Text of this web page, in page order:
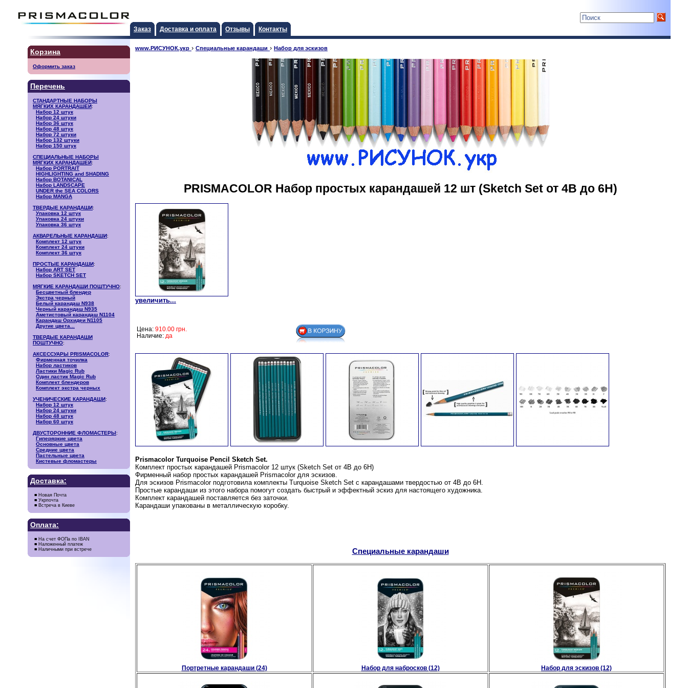
Заказ Доставка и оплата Отзывы Контакты
Корзина
Оформить заказ
Перечень
СТАНДАРТНЫЕ НАБОРЫ
МЯГКИХ КАРАНДАШЕЙ:
Набор 12 штук
Набор 24 штуки
Набор 36 штук
Набор 48 штук
Набор 72 штуки
Набор 132 штуки
Набор 150 штук
СПЕЦИАЛЬНЫЕ НАБОРЫ
МЯГКИХ КАРАНДАШЕЙ:
Набор PORTRAIT
HIGHLIGHTING and SHADING
Набор BOTANICAL
Набор LANDSCAPE
UNDER the SEA COLORS
Набор MANGA
ТВЕРДЫЕ КАРАНДАШИ:
Упаковка 12 штук
Упаковка 24 штуки
Упаковка 36 штук
АКВАРЕЛЬНЫЕ КАРАНДАШИ:
Комплект 12 штук
Комплект 24 штуки
Комплект 36 штук
ПРОСТЫЕ КАРАНДАШИ:
Набор ART SET
Набор SKETCH SET
МЯГКИЕ КАРАНДАШИ ПОШТУЧНО:
Бесцветный блендер
Экстра черный
Белый карандаш N938
Черный карандаш N935
Аметистовый карандаш N1104
Карандаш Орхидеи N1105
Другие цвета...
ТВЕРДЫЕ КАРАНДАШИ
ПОШТУЧНО:
АКСЕССУАРЫ PRISMACOLOR:
Фирменная точилка
Набор ластиков
Ластики Magic Rub
Один ластик Magic Rub
Комплект блендеров
Комплект экстра черных
УЧЕНИЧЕСКИЕ КАРАНДАШИ:
Набор 12 штук
Набор 24 штуки
Набор 48 штук
Набор 60 штук
ДВУСТОРОННИЕ ФЛОМАСТЕРЫ:
Гиперяркие цвета
Основные цвета
Средние цвета
Пастельные цвета
Кистевые фломастеры
Доставка:
■ Новая Почта
■ Укрпочта
■ Встреча в Киеве
Оплата:
■ На счет ФОПа по IBAN
■ Наложенный платеж
■ Наличными при встрече
www.РИСУНОК.укр › Специальные карандаши › Набор для эскизов
PRISMACOLOR Набор простых карандашей 12 шт (Sketch Set от 4B до 6H)
увеличить...
Цена: 910.00 грн.
Наличие: да
Prismacolor Turquoise Pencil Sketch Set.
Комплект простых карандашей Prismacolor 12 штук (Sketch Set от 4B до 6H)
Фирменный набор простых карандашей Prismacolor для эскизов.
Для эскизов Prismacolor подготовила комплекты Turquoise Sketch Set с карандашами твердостью от 4B до 6H.
Простые карандаши из этого набора помогут создать быстрый и эффектный эскиз для настоящего художника.
Комплект карандашей поставляется без заточки.
Карандаши упакованы в металлическую коробку.
Специальные карандаши
Портретные карандаши (24) Набор для набросков (12) Набор для эскизов (12)